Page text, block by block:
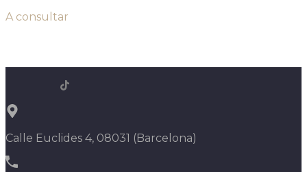
A consultar
Calle Euclides 4, 08031 (Barcelona)